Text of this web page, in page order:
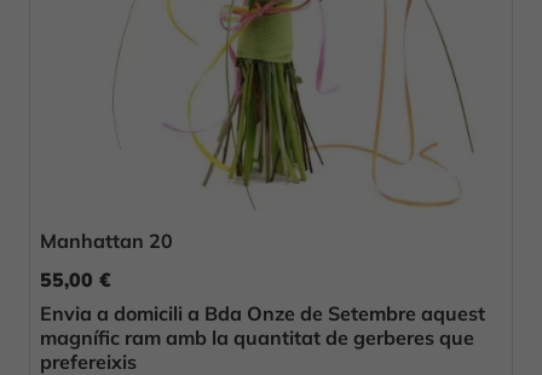
Manhattan 20
55,00 €
Envia a domicili a Bda Onze de Setembre aquest
magnífic ram amb la quantitat de gerberes que
prefereixis